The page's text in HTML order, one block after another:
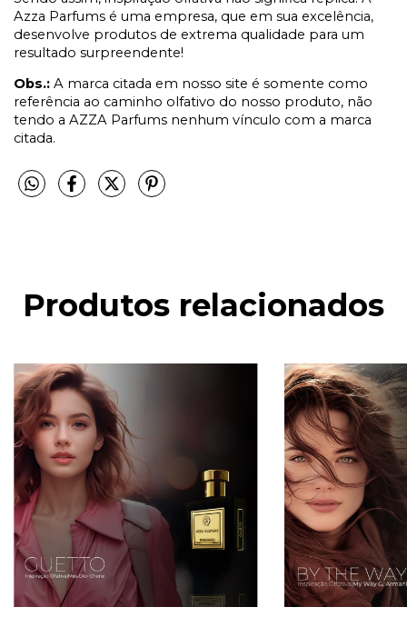
Azza Parfums é uma empresa, que em sua excelência,
desenvolve produtos de extrema qualidade para um
resultado surpreendente!
Obs.: A marca citada em nosso site é somente como
referência ao caminho olfativo do nosso produto, não
tendo a AZZA Parfums nenhum vínculo com a marca
citada.
Produtos relacionados